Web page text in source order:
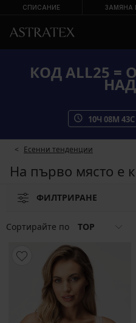
СПИСАНИЕ ЗАМЯНА
КОД ALL25 =
НАД
10Ч 08М 42С
Есенни тенденции
На първо място е
ФИЛТРИРАНЕ
Сортирайте по TOP